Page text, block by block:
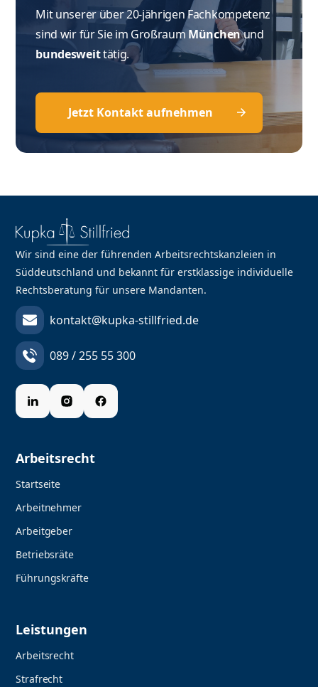
Mit unserer über 20-jährigen Fachkompetenz
sind wir für Sie im Großraum Münchenund
bundesweittätig.
Jetzt Kontakt aufnehmen
Wir sind eine der führenden Arbeitsrechtskanzleien in
Süddeutschland und bekannt für erstklassige individuelle
Rechtsberatung für unsere Mandanten.
kontakt@kupka-stillfried.de
089 / 255 55 300
Arbeitsrecht
Startseite
Arbeitnehmer
Arbeitgeber
Betriebsräte
Führungskräfte
Leistungen
Arbeitsrecht
Strafrecht